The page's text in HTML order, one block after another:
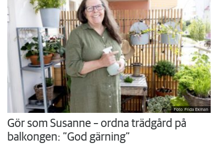
Foto: Frida Ekman
Gör som Susanne – ordna trädgård på
balkongen: ”God gärning”